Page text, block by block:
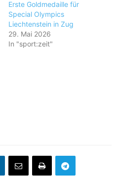
Erste Goldmedaille für
Special Olympics
Liechtenstein in Zug
29. Mai 2026
In "sport:zeit"